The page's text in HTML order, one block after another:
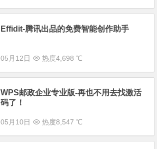
Effidit-腾讯出品的免费智能创作助手
05月12日 热度4,698 ℃
WPS邮政企业专业版-再也不用去找激活
码了！
05月10日 热度8,547 ℃